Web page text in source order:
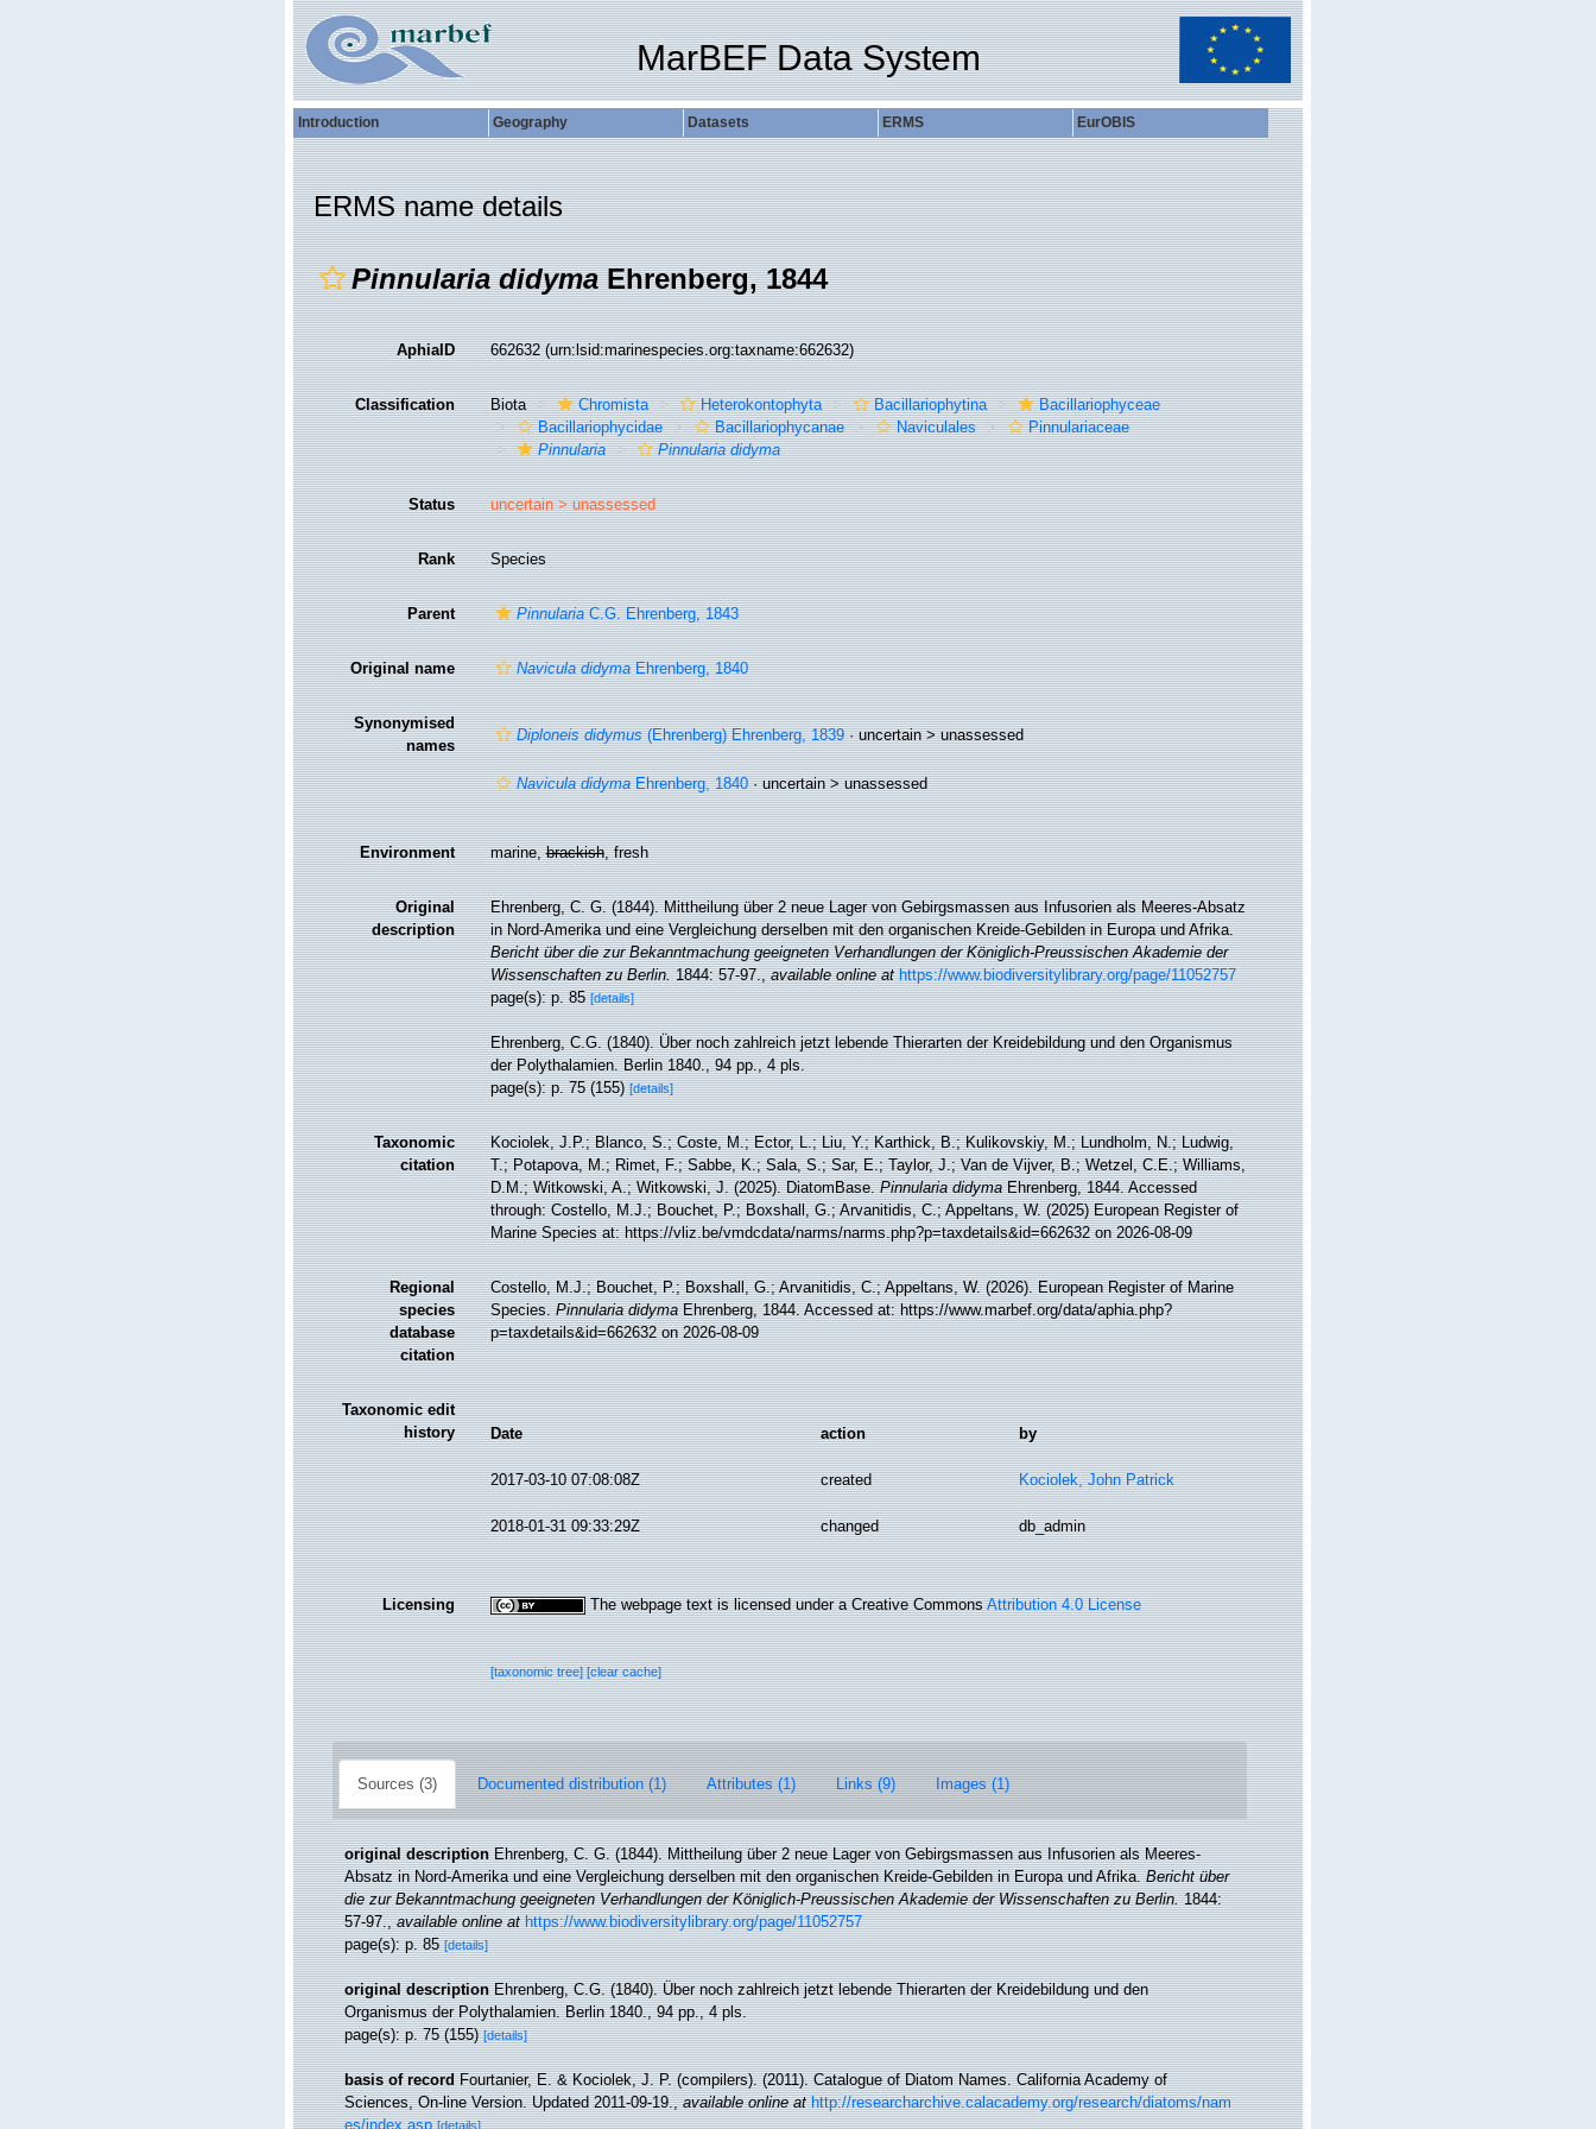
MarBEF Data System
Introduction Geography Datasets ERMS EurOBIS
ERMS name details
Pinnularia didymaEhrenberg, 1844
AphiaID 662632(urn:lsid:marinespecies.org:taxname:662632)
Classification Biota Chromista Heterokontophyta Bacillariophytina
Bacillariophyceae
Bacillariophycidae
Bacillariophycanae Naviculales
Pinnulariaceae
Pinnularia
Pinnularia didyma
Status uncertain >unassessed
Rank Species
Parent PinnulariaC.G. Ehrenberg, 1843
Original name Navicula didymaEhrenberg, 1840
Synonymised
names
Diploneis didymus(Ehrenberg) Ehrenberg, 1839· uncertain >unassessed
Navicula didymaEhrenberg, 1840· uncertain >unassessed
Environment marine,brackish, fresh
Original
description
Ehrenberg, C. G. (1844). Mittheilung über 2 neue Lager von Gebirgsmassen aus Infusorien als Meeres-Absatz
in Nord-Amerika und eine Vergleichung derselben mit den organischen Kreide-Gebilden in Europa und Afrika.
Bericht über die zur Bekanntmachung geeigneten Verhandlungen der Königlich-Preussischen Akademie der
Wissenschaften zu Berlin.1844: 57-97.,available online at https://www.biodiversitylibrary.org/page/11052757
page(s): p. 85[details]
Ehrenberg, C.G. (1840). Über noch zahlreich jetzt lebende Thierarten der Kreidebildung und den Organismus
der Polythalamien. Berlin 1840., 94 pp., 4 pls.
page(s): p. 75 (155)[details]
Taxonomic
citation
Kociolek, J.P.; Blanco, S.; Coste, M.; Ector, L.; Liu, Y.; Karthick, B.; Kulikovskiy, M.; Lundholm, N.; Ludwig,
T.; Potapova, M.; Rimet, F.; Sabbe, K.; Sala, S.; Sar, E.; Taylor, J.; Van de Vijver, B.; Wetzel, C.E.; Williams,
D.M.; Witkowski, A.; Witkowski, J. (2025). DiatomBase.Pinnularia didymaEhrenberg, 1844. Accessed
through: Costello, M.J.; Bouchet, P.; Boxshall, G.; Arvanitidis, C.; Appeltans, W. (2025) European Register of
Marine Species at: https://vliz.be/vmdcdata/narms/narms.php?p=taxdetails&id=662632 on 2026-08-09
Regional
species
database
citation
Costello, M.J.; Bouchet, P.; Boxshall, G.; Arvanitidis, C.; Appeltans, W. (2026). European Register of Marine
Species.Pinnularia didymaEhrenberg, 1844. Accessed at: https://www.marbef.org/data/aphia.php?
p=taxdetails&id=662632 on 2026-08-09
Taxonomic edit
history
Date action by
2017-03-10 07:08:08Z created Kociolek, John Patrick
2018-01-31 09:33:29Z changed db_admin
Licensing The webpage text is licensed under a Creative CommonsAttribution 4.0 License
[taxonomic tree][clear cache]
Sources (3) Documented distribution (1) Attributes (1) Links (9) Images (1)
original description Ehrenberg, C. G. (1844). Mittheilung über 2 neue Lager von Gebirgsmassen aus Infusorien als Meeres-
Absatz in Nord-Amerika und eine Vergleichung derselben mit den organischen Kreide-Gebilden in Europa und Afrika.Bericht über
die zur Bekanntmachung geeigneten Verhandlungen der Königlich-Preussischen Akademie der Wissenschaften zu Berlin.1844:
57-97.,available online at https://www.biodiversitylibrary.org/page/11052757
page(s): p. 85[details]
original description Ehrenberg, C.G. (1840). Über noch zahlreich jetzt lebende Thierarten der Kreidebildung und den
Organismus der Polythalamien. Berlin 1840., 94 pp., 4 pls.
page(s): p. 75 (155)[details]
basis of record Fourtanier, E. & Kociolek, J. P. (compilers). (2011). Catalogue of Diatom Names. California Academy of
Sciences, On-line Version. Updated 2011-09-19.,available online at http://researcharchive.calacademy.org/research/diatoms/nam
es/index.asp [details]